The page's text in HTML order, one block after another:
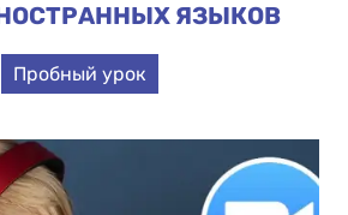
ЯЗЫКОВ
Пробный урок